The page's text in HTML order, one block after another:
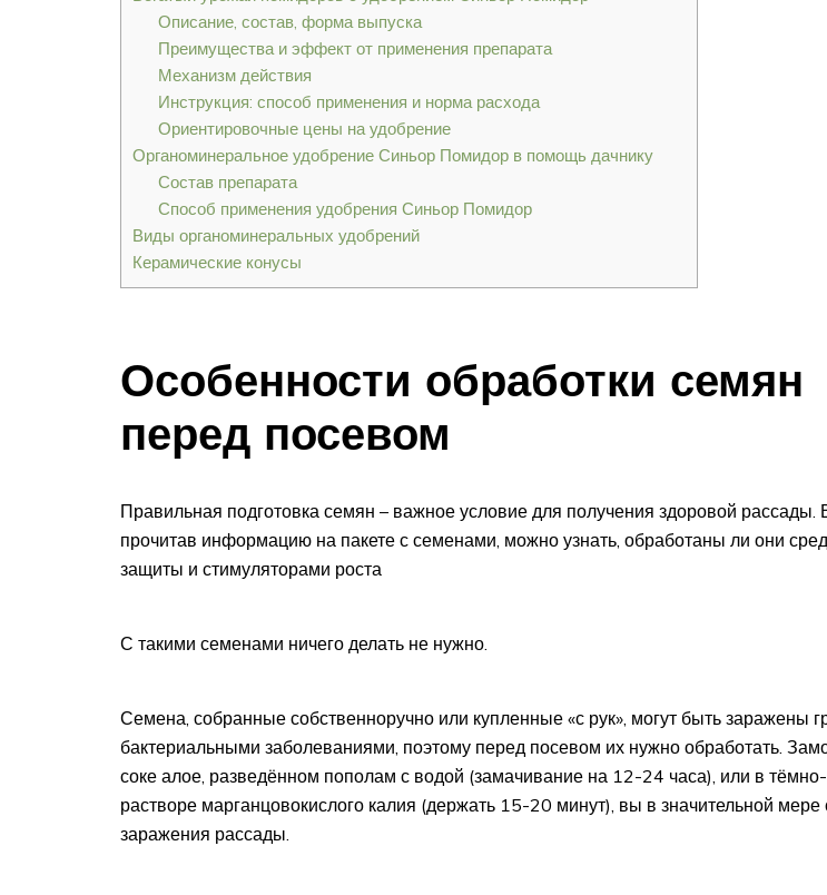
Описание, состав, форма выпуска
Преимущества и эффект от применения препарата
Механизм действия
Инструкция: способ применения и норма расхода
Ориентировочные цены на удобрение
Органоминеральное удобрение Синьор Помидор в помощь дачнику
Состав препарата
Способ применения удобрения Синьор Помидор
Виды органоминеральных удобрений
Керамические конусы
Особенности обработки семян
перед посевом
Правильная подготовка семян – важное условие для получения здоровой рассады.
прочитав информацию на пакете с семенами, можно узнать, обработаны ли они
защиты и стимуляторами роста
С такими семенами ничего делать не нужно.
Семена, собранные собственноручно или купленные «с рук», могут быть заражены
бактериальными заболеваниями, поэтому перед посевом их нужно обработать.
соке алое, разведённом пополам с водой (замачивание на 12-24 часа), или в
растворе марганцовокислого калия (держать 15-20 минут), вы в значительной мере
заражения рассады.